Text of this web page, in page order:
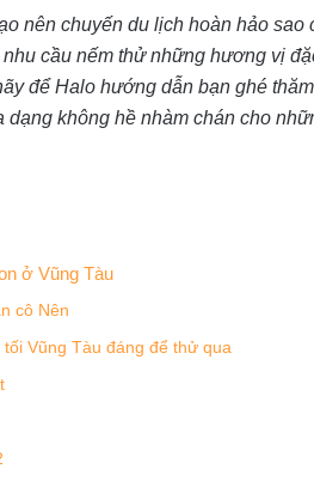
nên chuyến du lịch hoàn hảo
cầu nếm thử những hương vị
để Halo hướng dẫn bạn ghé
không hề nhàm chán cho
ở Vũng Tàu
cô Nên
tối Vũng Tàu đáng để thử qua